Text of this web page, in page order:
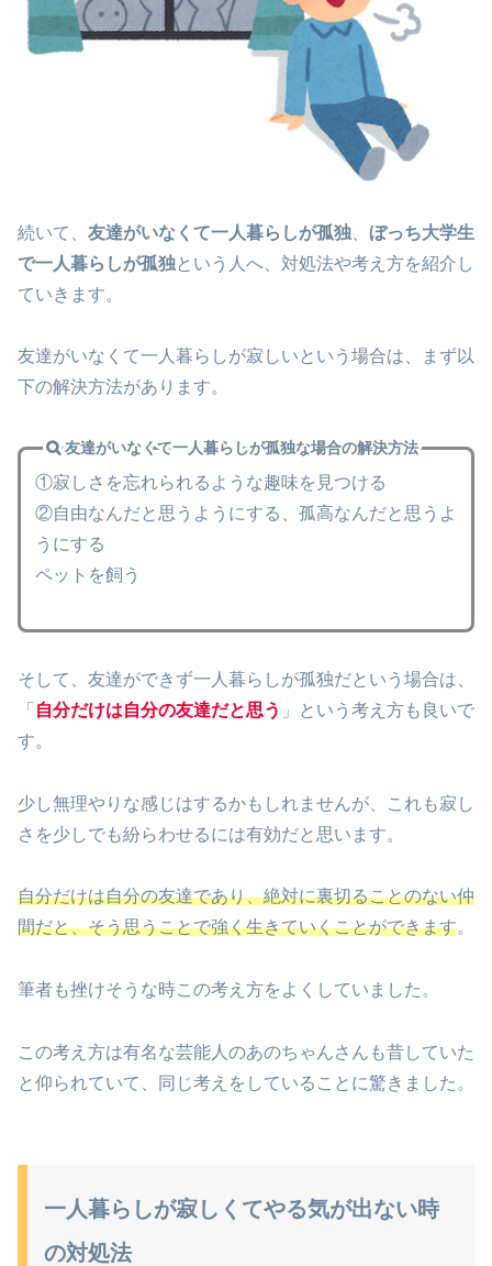
続いて、 友達がいなくて一人暮らしが孤独
ぼっち大学生
で一人暮らしが孤独という人へ、対処法や考え方を紹介し
ていきます。
友達がいなくて一人暮らしが寂しいという場合は、まず以
下の解決方法があります。
友達がいなくて一人暮らしが孤独な場合の解決方法
①寂しさを忘れられるような趣味を見つける
②自由なんだと思うようにする、孤高なんだと思うよ
うにする
ペットを飼う
そして、友達ができず一人暮らしが孤独だという場合は、
「 自分だけは自分の友達だと思う 」という考え方も良いで
す。
少し無理やりな感じはするかもしれませんが、これも寂し
さを少しでも紛らわせるには有効だと思います。
自分だけは自分の友達であり、絶対に裏切ることのない仲
間だと、そう思うことで強く生きていくことができます。
筆者も挫けそうな時この考え方をよくしていました。
この考え方は有名な芸能人のあのちゃんさんも昔していた
と仰られていて、同じ考えをしていることに驚きました。
一人暮らしが寂しくてやる気が出ない時
の対処法